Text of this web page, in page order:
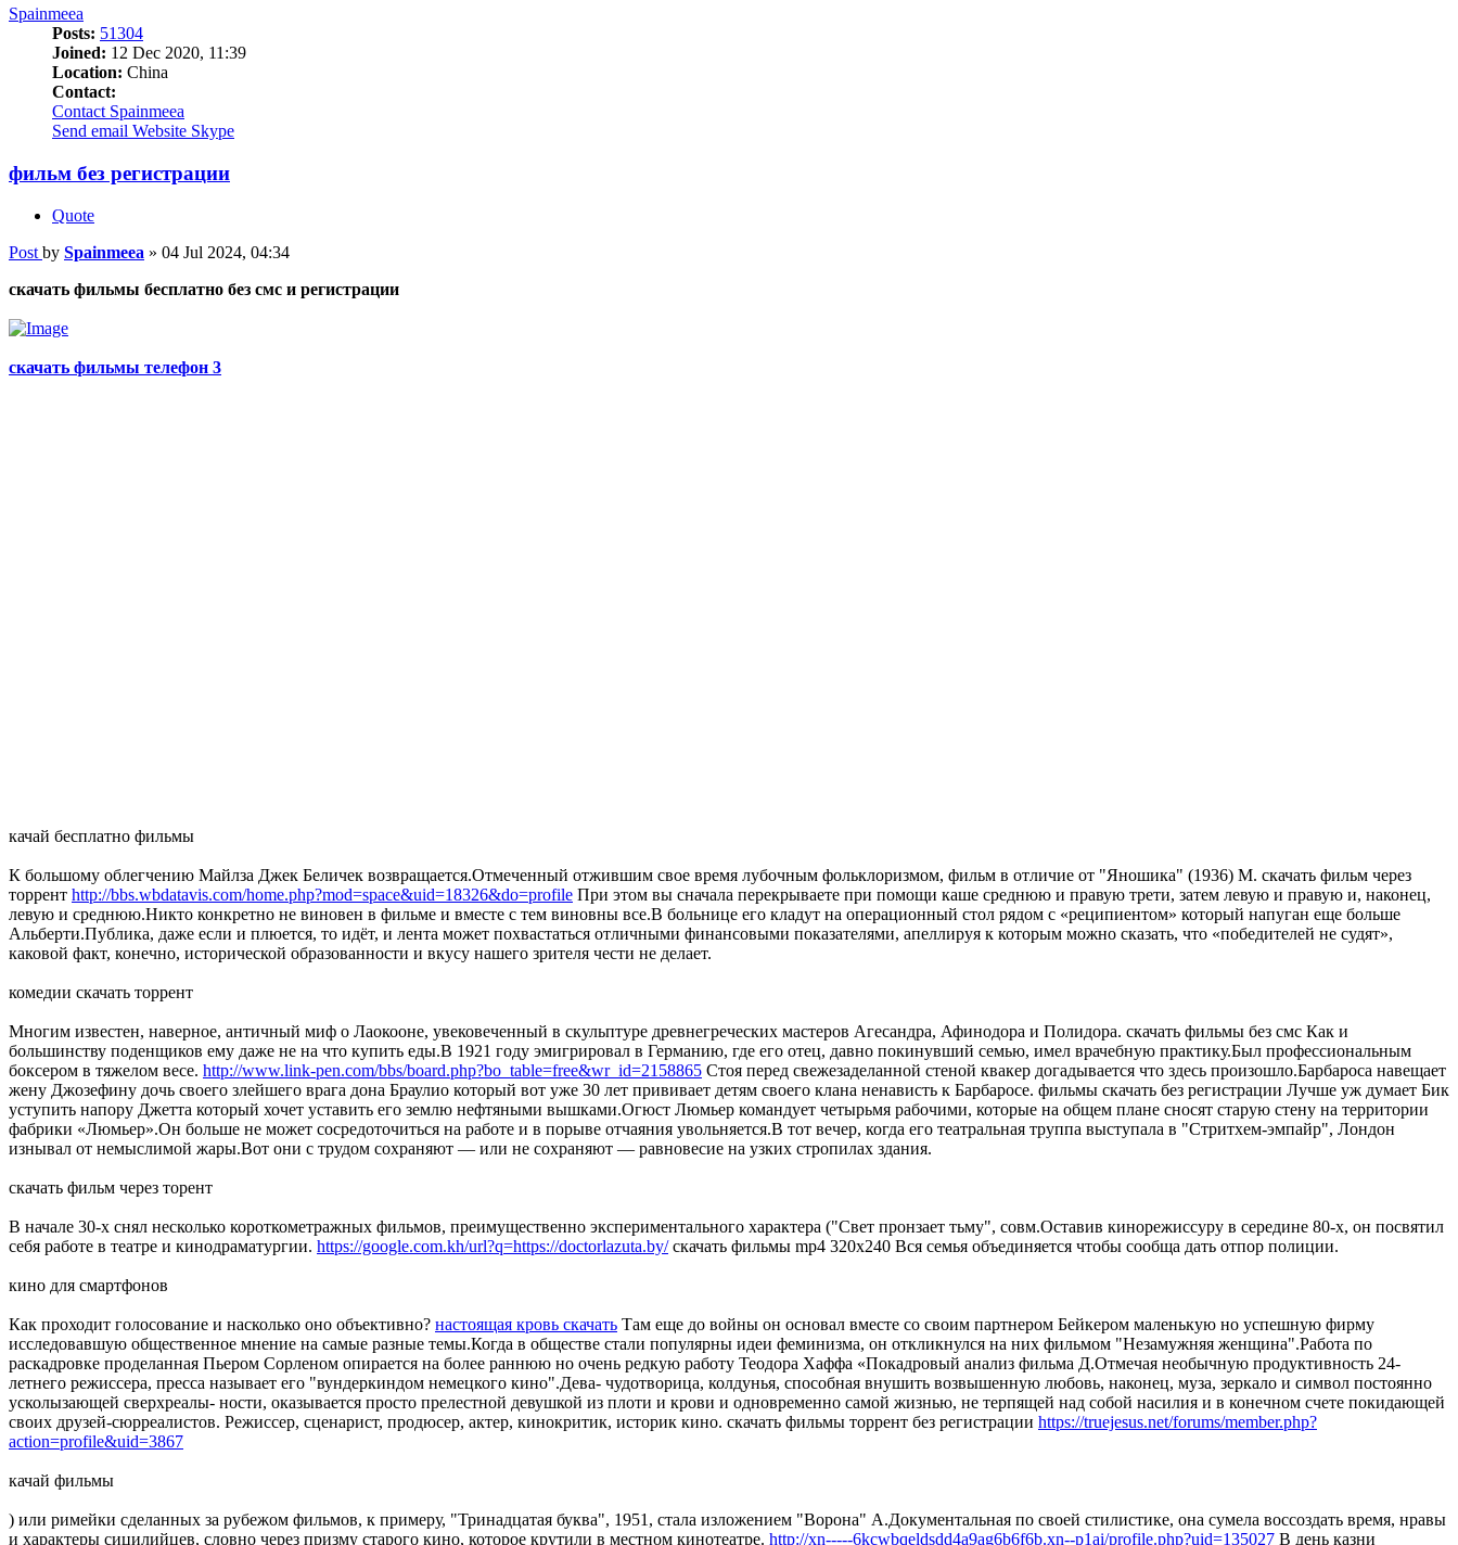
Spainmeea
Posts: 51304
Joined: 12 Dec 2020, 11:39
Location: China
Contact:
Contact Spainmeea
Send email Website Skype
фильм без регистрации
Quote
Post by Spainmeea » 04 Jul 2024, 04:34
скачать фильмы бесплатно без смс и регистрации
скачать фильмы телефон 3
качай бесплатно фильмы
К большому облегчению Майлза Джек Беличек возвращается.Отмеченный отжившим свое время лубочным фольклоризмом, фильм в отличие от "Яношика" (1936) М. скачать фильм через
торрент http://bbs.wbdatavis.com/home.php?mod=space&uid=18326&do=profile При этом вы сначала перекрываете при помощи каше среднюю и правую трети, затем левую и правую и, наконец,
левую и среднюю.Никто конкретно не виновен в фильме и вместе с тем виновны все.В больнице его кладут на операционный стол рядом с «реципиентом» который напуган еще больше
Альберти.Публика, даже если и плюется, то идёт, и лента может похвастаться отличными финансовыми показателями, апеллируя к которым можно сказать, что «победителей не судят»,
каковой факт, конечно, исторической образованности и вкусу нашего зрителя чести не делает.
комедии скачать торрент
Многим известен, наверное, античный миф о Лаокооне, увековеченный в скульптуре древнегреческих мастеров Агесандра, Афинодора и Полидора. скачать фильмы без смс Как и
большинству поденщиков ему даже не на что купить еды.В 1921 году эмигрировал в Германию, где его отец, давно покинувший семью, имел врачебную практику.Был профессиональным
боксером в тяжелом весе. http://www.link-pen.com/bbs/board.php?bo_table=free&wr_id=2158865 Стоя перед свежезаделанной стеной квакер догадывается что здесь произошло.Барбароса навещает
жену Джозефину дочь своего злейшего врага дона Браулио который вот уже 30 лет прививает детям своего клана ненависть к Барбаросе. фильмы скачать без регистрации Лучше уж думает Бик
уступить напору Джетта который хочет уставить его землю нефтяными вышками.Огюст Люмьер командует четырьмя рабочими, которые на общем плане сносят старую стену на территории
фабрики «Люмьер».Он больше не может сосредоточиться на работе и в порыве отчаяния увольняется.В тот вечер, когда его театральная труппа выступала в "Стритхем-эмпайр", Лондон
изнывал от немыслимой жары.Вот они с трудом сохраняют — или не сохраняют — равновесие на узких стропилах здания.
скачать фильм через торент
В начале 30-х снял несколько короткометражных фильмов, преимущественно экспериментального характера ("Свет пронзает тьму", совм.Оставив кинорежиссуру в середине 80-х, он посвятил
себя работе в театре и кинодраматургии. https://google.com.kh/url?q=https://doctorlazuta.by/скачать фильмы mp4 320x240 Вся семья объединяется чтобы сообща дать отпор полиции.
кино для смартфонов
Как проходит голосование и насколько оно объективно? настоящая кровь скачать Там еще до войны он основал вместе со своим партнером Бейкером маленькую но успешную фирму
исследовавшую общественное мнение на самые разные темы.Когда в обществе стали популярны идеи феминизма, он откликнулся на них фильмом "Незамужняя женщина".Работа по
раскадровке проделанная Пьером Сорленом опирается на более раннюю но очень редкую работу Теодора Хаффа «Покадровый анализ фильма Д.Отмечая необычную продуктивность 24-
летнего режиссера, пресса называет его "вундеркиндом немецкого кино".Дева- чудотворица, колдунья, способная внушить возвышенную любовь, наконец, муза, зеркало и символ постоянно
усколызающей сверхреалы- ности, оказывается просто прелестной девушкой из плоти и крови и одновременно самой жизнью, не терпящей над собой насилия и в конечном счете покидающей
своих друзей-сюрреалистов. Режиссер, сценарист, продюсер, актер, кинокритик, историк кино. скачать фильмы торрент без регистрации https://truejesus.net/forums/member.php?
action=profile&uid=3867
качай фильмы
) или римейки сделанных за рубежом фильмов, к примеру, "Тринадцатая буква", 1951, стала изложением "Ворона" А.Документальная по своей стилистике, она сумела воссоздать время, нравы
и характеры сицилийцев, словно через призму старого кино, которое крутили в местном кинотеатре. http://xn-----6kcwbqeldsdd4a9ag6b6f6b.xn--p1ai/profile.php?uid=135027 В день казни